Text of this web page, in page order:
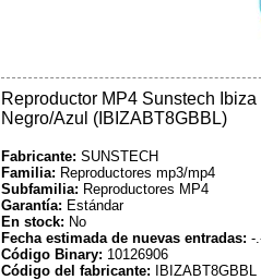
Reproductor MP4 Sunstech
Negro/Azul (IBIZABT8GBBL)
Fabricante: SUNSTECH
Familia: Reproductores mp3/mp4
Subfamilia: Reproductores MP4
Garantía: Estándar
En stock: No
Fecha estimada de nuevas entradas: -
Código Binary: 10126906
Código del fabricante:
IBIZABT8GBBL